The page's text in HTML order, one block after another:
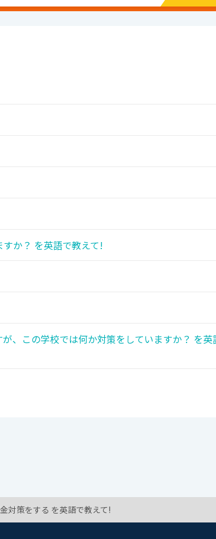
か？ を英語で教えて!
、この学校では何か対策をしていますか？ を英
対策をする を英語で教えて!